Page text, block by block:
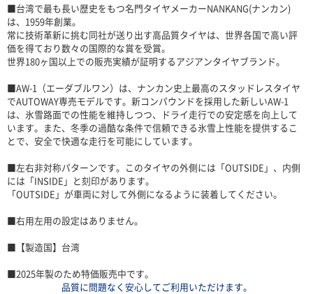
■台湾で最も長い歴史をもつ名門タイヤメーカーNANKANG(ナンカン)
は、1959年創業。
常に技術革新に挑む同社が送り出す高品質タイヤは、世界各国で高い評
価を得ており数々の国際的な賞を受賞。
世界180ヶ国以上での販売実績が証明するアジアンタイヤブランド。
■AW-1（エーダブルワン）は、ナンカン史上最高のスタッドレスタイヤ
でAUTOWAY専売モデルです。新コンパウンドを採用した新しいAW-1
は、氷雪路面での性能を維持しつつ、ドライ走行での安定感を向上して
います。また、冬季の過酷な条件で信頼できる氷雪上性能を提供するこ
とで、安全で快適な走行を可能にしています。
■左右非対称パターンです。このタイヤの外側には「OUTSIDE」、内側
には「INSIDE」と刻印があります。
「OUTSIDE」が車両に対して外側になるように装着してください。
■右用左用の設定はありません。
■【製造国】台湾
■2025年製のため特価販売中です。
品質に問題なく安心してご利用いただけます。